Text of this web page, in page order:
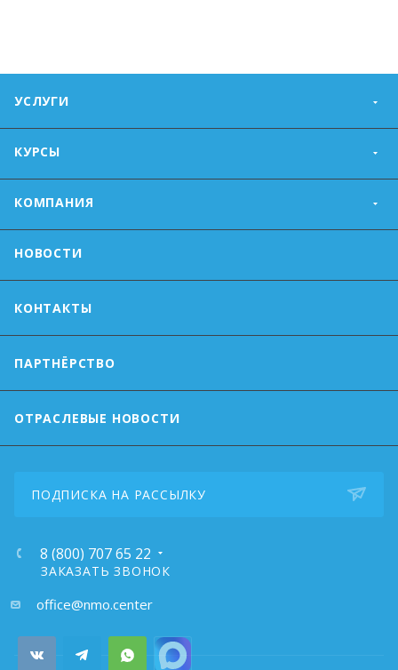
УСЛУГИ
КУРСЫ
КОМПАНИЯ
НОВОСТИ
КОНТАКТЫ
ПАРТНЁРСТВО
ОТРАСЛЕВЫЕ НОВОСТИ
ПОДПИСКА НА РАССЫЛКУ
8 (800) 707 65 22
ЗАКАЗАТЬ ЗВОНОК
почта:office@nmo.center